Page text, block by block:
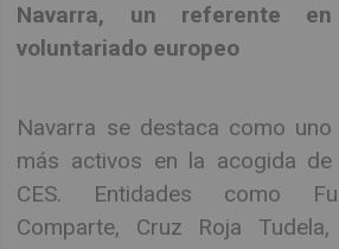
Navarra, un referente
voluntariado europeo
Navarra se destaca como
más activos en la acogida de
CES. Entidades como
Comparte, Cruz Roja